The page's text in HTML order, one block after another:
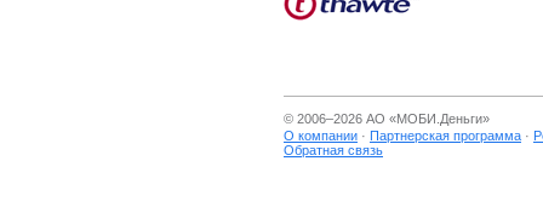
© 2006–2026 АО «МОБИ.Деньги»
О компании · Партнерская программа ·
Обратная связь